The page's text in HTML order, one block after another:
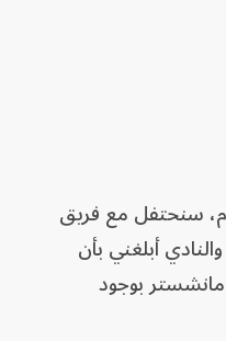
سنحتفل مع فريق
25 مايو، والنادي أبلغني بأن
بوجود